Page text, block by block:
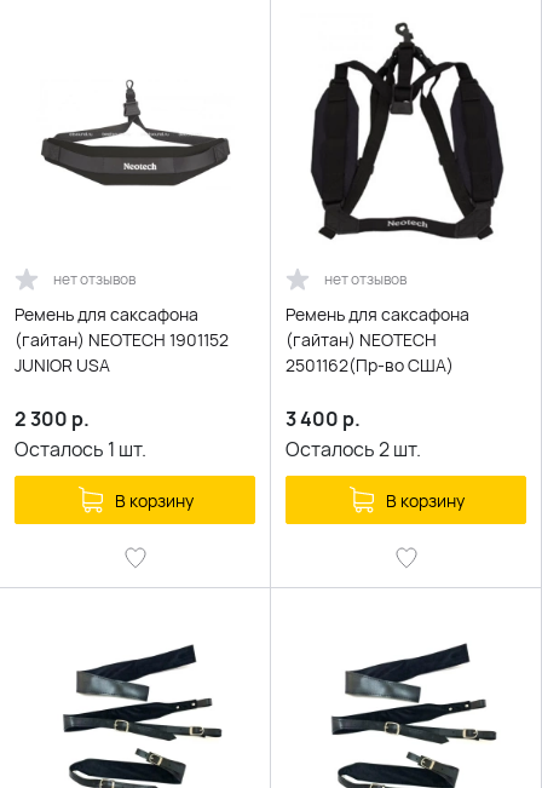
нет отзывов
Ремень для саксафона
(гайтан) NEOTECH 1901152
JUNIOR USA
2 300 р.
Осталось 1 шт.
В корзину
нет отзывов
Ремень для саксафона
(гайтан) NEOTECH
2501162(Пр-во США)
3 400 р.
Осталось2шт.
В корзину